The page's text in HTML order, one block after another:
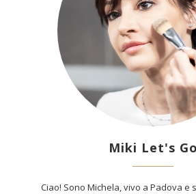
Miki Let's Go
Ciao! Sono Michela, vivo a Padova e